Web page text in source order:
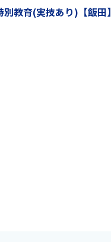
教育(実技あり)【飯田】